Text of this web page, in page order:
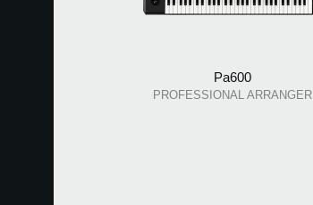
Pa600
PROFESSIONAL ARRANGER